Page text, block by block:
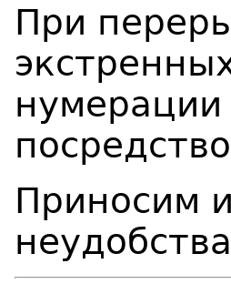
При
Приносим